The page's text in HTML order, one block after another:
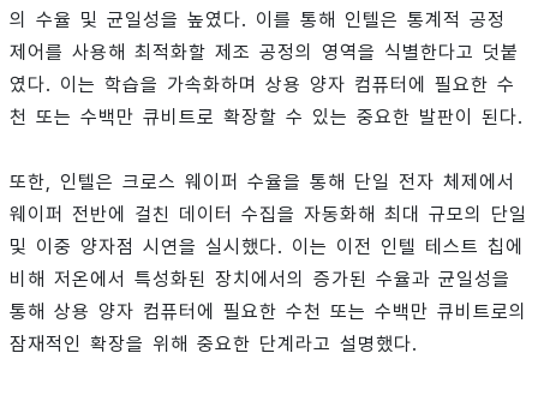
의 수율 및 균일성을 높였다. 이를 통해 인텔은 통계적 공정
제어를 사용해 최적화할 제조 공정의 영역을 식별한다고 덧붙
였다. 이는 학습을 가속화하며 상용 양자 컴퓨터에 필요한 수
천 또는 수백만 큐비트로 확장할 수 있는 중요한 발판이 된다.
또한, 인텔은 크로스 웨이퍼 수율을 통해 단일 전자 체제에서
웨이퍼 전반에 걸친 데이터 수집을 자동화해 최대 규모의 단일
및 이중 양자점 시연을 실시했다. 이는 이전 인텔 테스트 칩에
비해 저온에서 특성화된 장치에서의 증가된 수율과 균일성을
통해 상용 양자 컴퓨터에 필요한 수천 또는 수백만 큐비트로의
잠재적인 확장을 위해 중요한 단계라고 설명했다.